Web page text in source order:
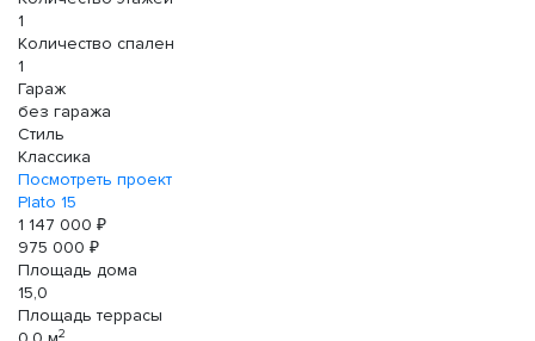
1
Количество спален
1
Гараж
без гаража
Стиль
Классика
Посмотреть проект
Plato 15
1 147 000 ₽
975 000 ₽
Площадь дома
15,0
Площадь террасы
2